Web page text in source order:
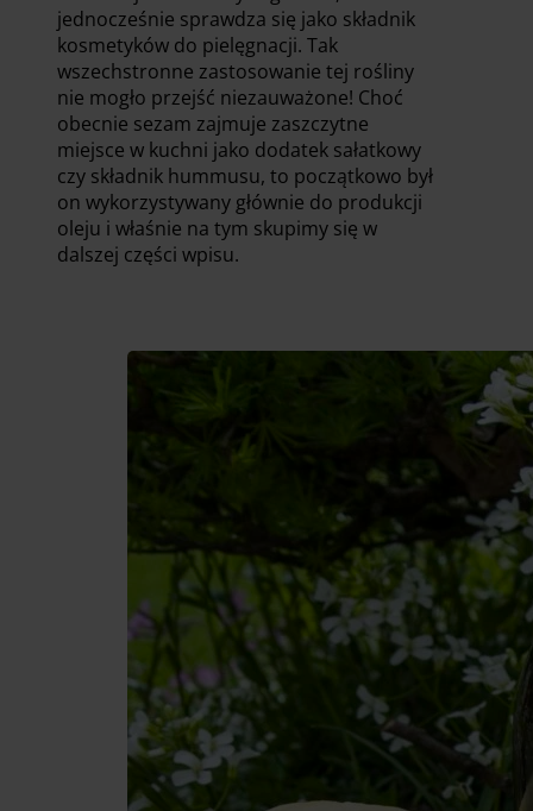
jednocześnie sprawdza się jako składnik
kosmetyków do pielęgnacji. Tak
wszechstronne zastosowanie tej rośliny
nie mogło przejść niezauważone! Choć
obecnie sezam zajmuje zaszczytne
miejsce w kuchni jako dodatek sałatkowy
czy składnik hummusu, to początkowo był
on wykorzystywany głównie do produkcji
oleju i właśnie na tym skupimy się w
dalszej części wpisu.